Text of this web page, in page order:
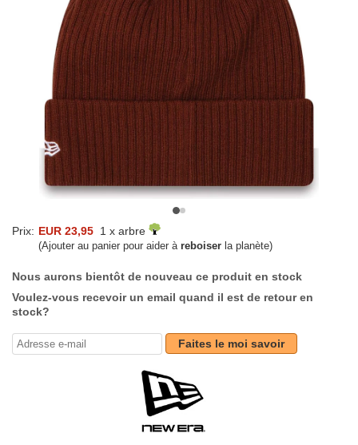
Prix: EUR 23,95 1 x arbre
(Ajouter au panier pour aider à reboiser la planète)
Nous aurons bientôt de nouveau ce produit en stock
Voulez-vous recevoir un email quand il est de retour en
stock?
Faites le moi savoir